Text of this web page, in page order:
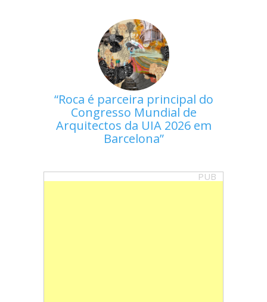
Roca é parceira principal do
Congresso Mundial de
Arquitectos da UIA 2026 em
Barcelona
PUB